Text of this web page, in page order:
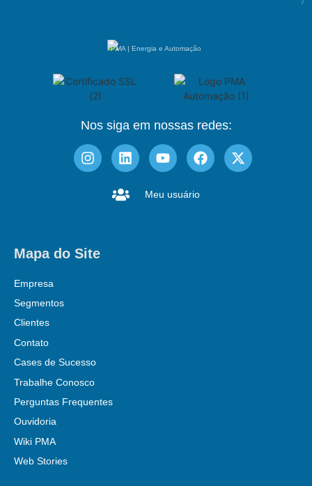
PMA | Energia e Automação
Nos siga em nossas redes:
Meu usuário
Mapa do Site
Empresa
Segmentos
Clientes
Contato
Cases de Sucesso
Trabalhe Conosco
Perguntas Frequentes
Ouvidoria
Wiki PMA
Web Stories